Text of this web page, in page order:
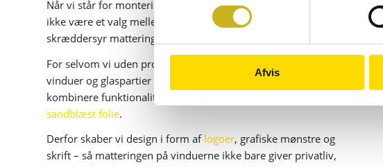
Afvis
Når vi står for montering af mattering til vinduer, behøver det
ikke være et valg mellem klart glas eller fuld mattering. Vi
skræddersyr matteringen til netop det omfang, I skal bruge.
For selvom vi uden problemer effektivt kan dække større
vinduer og glaspartier fuldt ud, er det altid en fordel at kunne
kombinere funktionalitet og stilrent design blandt andet ved
sandblæst folie.
Derfor skaber vi design i form af logoer, grafiske mønstre og
skrift – så matteringen på vinduerne ikke bare giver privatliv,